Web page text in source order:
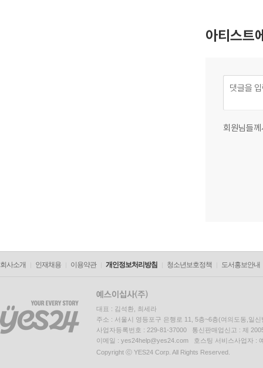
아티스트
회원님들
회사소개 인재채용 이용약관 개인정보처리방침 청소년보호정책 도서홍보안내
대표 : 김석환, 최세라
주소 : 서울시 영등포구 은행로 11, 5층~6층(여의도동,일신
사업자등록번호 : 229-81-37000 통신판매업신고 : 제
이메일 : yes24help@yes24.com 호스팅 서비스사업자 :
Copyright ⓒ YES24 Corp. All Rights Reserved.